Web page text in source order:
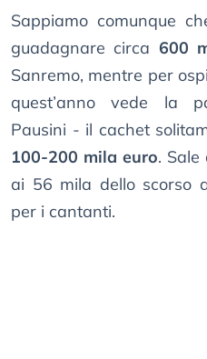
Sappiamo comunque
guadagnare circa 600
Sanremo, mentre per
quest’anno vede la
Pausini - il cachet
100-200 mila euro. Sale
ai 56 mila dello scorso
per i cantanti.